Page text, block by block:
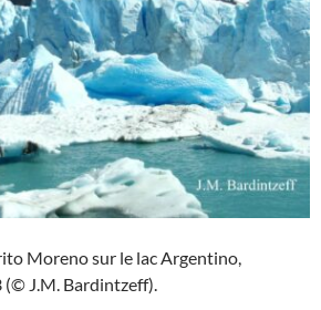
Moreno sur le lac Argentino,
J.M. Bardintzeff).